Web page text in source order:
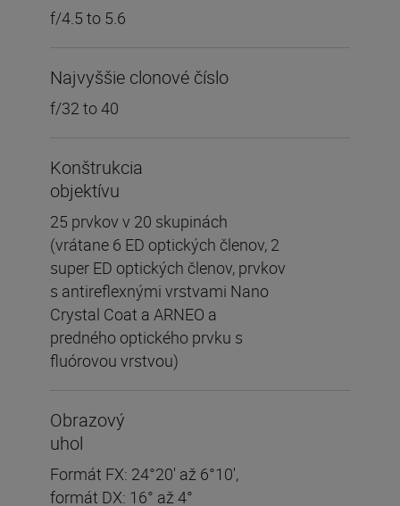
f/4.5 to 5.6
Najvyššie clonové číslo
f/32 to 40
Konštrukcia
objektívu
25 prvkov v 20 skupinách
(vrátane 6 ED optických členov, 2
super ED optických členov, prvkov
s antireflexnými vrstvami Nano
Crystal Coat a ARNEO a
predného optického prvku s
fluórovou vrstvou)
Obrazový
uhol
Formát FX: 24°20' až 6°10',
formát DX: 16° až 4°